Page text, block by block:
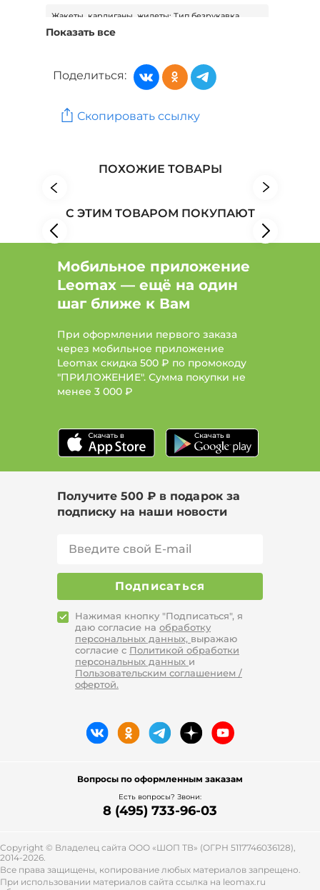
Жакеты, кардиганы, жилеты: Тип безрукавка,
Жакеты, кардиганы, жилеты: Тип безрукавка,
Женская одежда: Бренд Poem
Показать все
Поделиться:
Скопировать ссылку
ПОХОЖИЕ ТОВАРЫ
С ЭТИМ ТОВАРОМ ПОКУПАЮТ
Мобильное приложение
Leomax — ещё на один
шаг ближе к Вам
При оформлении первого заказа
через мобильное приложение
Leomax скидка 500 ₽ по промокоду
"ПРИЛОЖЕНИЕ". Сумма покупки не
менее 3 000 ₽
Получите 500 ₽ в подарок за
подписку на наши новости
Подписаться
Нажимая кнопку "Подписаться", я
даю согласие на обработку
персональных данных, выражаю
согласие с Политикой обработки
персональных данных и
Пользовательским соглашением /
офертой.
Вопросы по оформленным заказам
Есть вопросы? Звони:
8 (495) 733-96-03
Copyright © Владелец сайта ООО «ШОП ТВ» (ОГРН 5117746036128),
2014-2026.
Все права защищены, копирование любых материалов запрещено.
При использовании материалов сайта ссылка на leomax.ru